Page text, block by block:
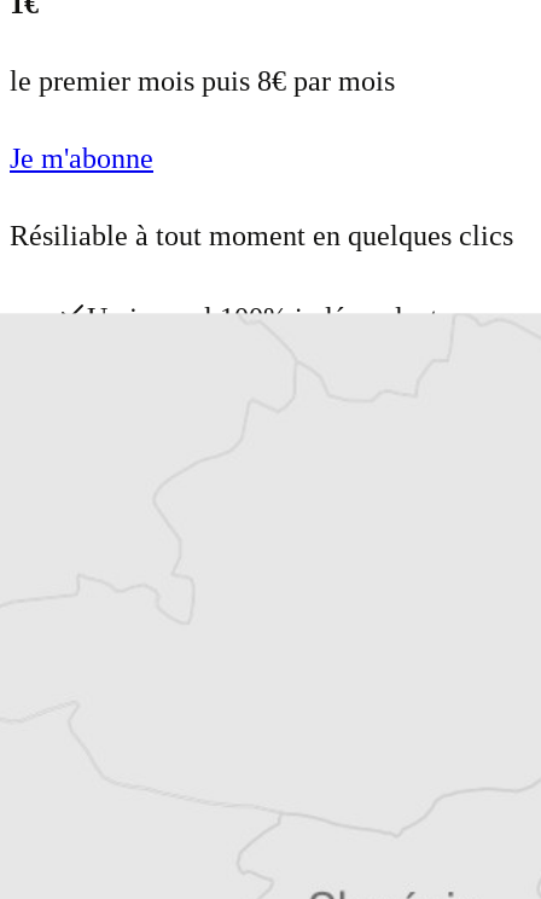
le premier mois puis 8€ par mois
Je m'abonne
Résiliable à tout moment en quelques clics
Un journal 100% indépendant